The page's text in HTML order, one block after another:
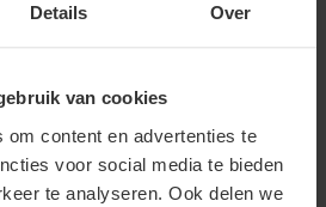
Details Over
van cookies
om content en advertenties te
voor social media te bieden
te analyseren. Ook delen we
Een maat
10